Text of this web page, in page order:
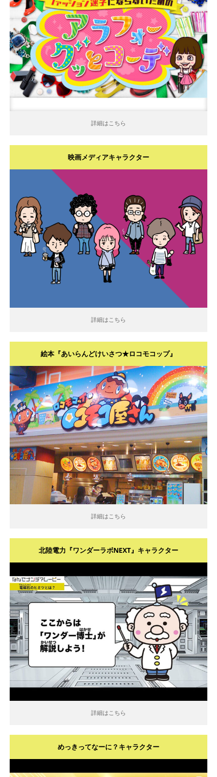
詳細はこちら
詳細はこちら
映画メディアキャラクター
詳細はこちら
詳細はこちら
絵本『あいらんどけいさつ★ロコモコップ』
詳細はこちら
詳細はこちら
北陸電力『ワンダーラボNEXT』キャラクター
詳細はこちら
詳細はこちら
めっきってなーに？キャラクター